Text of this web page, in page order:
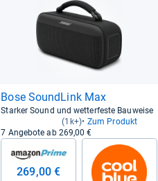
Bose Sound­Link Max
Starker Sound und wetterfeste Bauweise
(1k+) Zum Produkt
7 Angebote ab 269,00 €
269,00 €